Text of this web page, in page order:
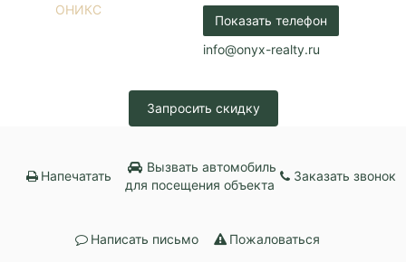
Показать телефон
info@onyx-realty.ru
Запросить скидку
Напечатать
Вызвать автомобиль
для посещения объекта
Заказать звонок
Написать письмо Пожаловаться